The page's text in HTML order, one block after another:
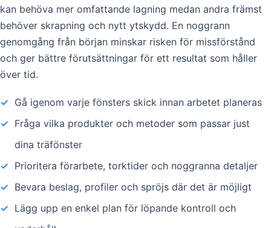
kan behöva mer omfattande lagning medan andra främst
behöver skrapning och nytt ytskydd. En noggrann
genomgång från början minskar risken för missförstånd
och ger bättre förutsättningar för ett resultat som håller
över tid.
✓ Gå igenom varje fönsters skick innan arbetet planeras
✓ Fråga vilka produkter och metoder som passar just
dina träfönster
✓ Prioritera förarbete, torktider och noggranna detaljer
✓ Bevara beslag, profiler och spröjs där det är möjligt
✓ Lägg upp en enkel plan för löpande kontroll och